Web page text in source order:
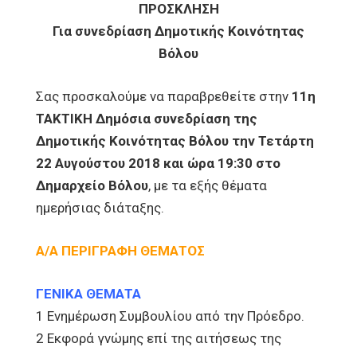
ΠΡΟΣΚΛΗΣΗ
Για συνεδρίαση Δημοτικής Κοινότητας
Βόλου
Σας προσκαλούμε να παραβρεθείτε στην 11η
ΤΑΚΤΙΚΗ Δημόσια συνεδρίαση της
Δημοτικής Κοινότητας Βόλου την Τετάρτη
22 Αυγούστου 2018 και ώρα 19:30 στο
Δημαρχείο Βόλου, με τα εξής θέματα
ημερήσιας διάταξης.
Α/Α ΠΕΡΙΓΡΑΦΗ ΘΕΜΑΤΟΣ
ΓΕΝΙΚΑ ΘΕΜΑΤΑ
1 Ενημέρωση Συμβουλίου από την Πρόεδρο.
2 Εκφορά γνώμης επί της αιτήσεως της